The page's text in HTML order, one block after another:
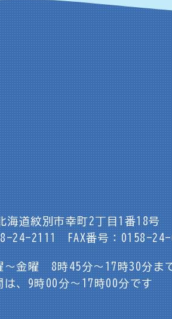
海道紋別市幸町2丁目1番18号
24-2111
FAX番号：0158-
金曜 8時45分～17時30分ま
は、9時00分～17時00分です